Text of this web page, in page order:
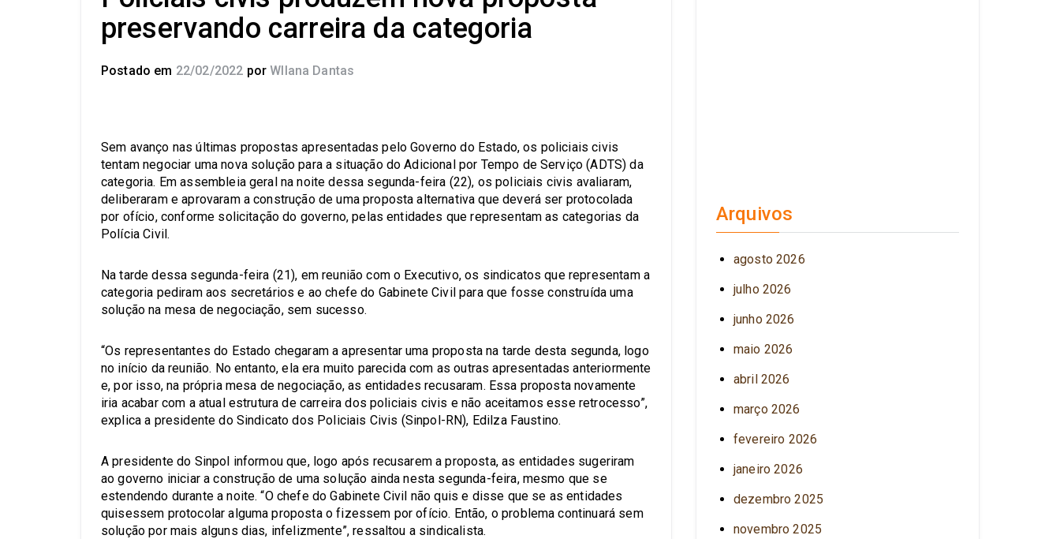
preservando carreira da categoria
Postado em 22/02/2022 por Wllana Dantas
Sem avanço nas últimas propostas apresentadas pelo Governo do Estado, os policiais civis
tentam negociar uma nova solução para a situação do Adicional por Tempo de Serviço (ADTS) da
categoria. Em assembleia geral na noite dessa segunda-feira (22), os policiais civis avaliaram,
deliberaram e aprovaram a construção de uma proposta alternativa que deverá ser protocolada
por ofício, conforme solicitação do governo, pelas entidades que representam as categorias da
Polícia Civil.
Na tarde dessa segunda-feira (21), em reunião com o Executivo, os sindicatos que representam a
categoria pediram aos secretários e ao chefe do Gabinete Civil para que fosse construída uma
solução na mesa de negociação, sem sucesso.
“Os representantes do Estado chegaram a apresentar uma proposta na tarde desta segunda, logo
no início da reunião. No entanto, ela era muito parecida com as outras apresentadas anteriormente
e, por isso, na própria mesa de negociação, as entidades recusaram. Essa proposta novamente
iria acabar com a atual estrutura de carreira dos policiais civis e não aceitamos esse retrocesso”,
explica a presidente do Sindicato dos Policiais Civis (Sinpol-RN), Edilza Faustino.
A presidente do Sinpol informou que, logo após recusarem a proposta, as entidades sugeriram
ao governo iniciar a construção de uma solução ainda nesta segunda-feira, mesmo que se
estendendo durante a noite. “O chefe do Gabinete Civil não quis e disse que se as entidades
quisessem protocolar alguma proposta o fizessem por ofício. Então, o problema continuará sem
solução por mais alguns dias, infelizmente”, ressaltou a sindicalista.
Arquivos
agosto 2026
julho 2026
junho 2026
maio 2026
abril 2026
março 2026
fevereiro 2026
janeiro 2026
dezembro 2025
novembro 2025